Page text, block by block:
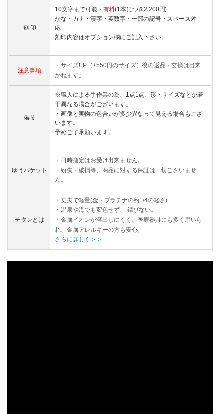
刻 印
10文字まで可能・ 有料(1本につき2,200円)
かな・カナ・漢字・英数字・一部の記号・スペース対
応。
刻印内容はオプション欄にご記入下さい。
注意事項
・サイズUP（+550円のサイズ）後の返品・交換は出来
かねます。
備考
※職人による手作業の為、1点1点、形・サイズなどが若
干異なる場合がございます。
・画像と実物の色合いが多少異なって見える場合もござ
います。
予めご了承願います。
ゆうパケット
・日時指定はお受け出来ません。
・紛失・破損等、商品に対する保証は一切ございませ
ん。
チタンとは
・丈夫で軽量(金・プラチナの約1/4の軽さ)
・温泉や海でも変色せず、 錆びない。
・金属イオンが溶出しにくく、医療器具にも多く用いら
れ、金属アレルギーの方も安心。
さらに詳しく＞＞